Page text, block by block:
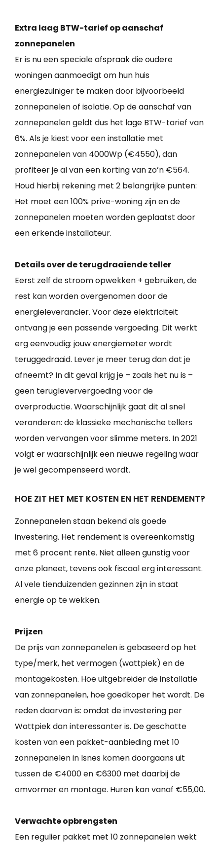
Extra laag BTW-tarief op aanschaf
zonnepanelen
Er is nu een speciale afspraak die oudere
woningen aanmoedigt om hun huis
energiezuiniger te maken door bijvoorbeeld
zonnepanelen of isolatie. Op de aanschaf van
zonnepanelen geldt dus het lage BTW-tarief van
6%. Als je kiest voor een installatie met
zonnepanelen van 4000Wp (€4550), dan
profiteer je al van een korting van zo’n €564.
Houd hierbij rekening met 2 belangrijke punten:
Het moet een 100% prive-woning zijn en de
zonnepanelen moeten worden geplaatst door
een erkende installateur.
Details over de terugdraaiende teller
Eerst zelf de stroom opwekken + gebruiken, de
rest kan worden overgenomen door de
energieleverancier. Voor deze elektriciteit
ontvang je een passende vergoeding. Dit werkt
erg eenvoudig: jouw energiemeter wordt
teruggedraaid. Lever je meer terug dan dat je
afneemt? In dit geval krijg je – zoals het nu is –
geen terugleververgoeding voor de
overproductie. Waarschijnlijk gaat dit al snel
veranderen: de klassieke mechanische tellers
worden vervangen voor slimme meters. In 2021
volgt er waarschijnlijk een nieuwe regeling waar
je wel gecompenseerd wordt.
HOE ZIT HET MET KOSTEN EN HET RENDEMENT?
Zonnepanelen staan bekend als goede
investering. Het rendement is overeenkomstig
met 6 procent rente. Niet alleen gunstig voor
onze planeet, tevens ook fiscaal erg interessant.
Al vele tienduizenden gezinnen zijn in staat
energie op te wekken.
Prijzen
De prijs van zonnepanelen is gebaseerd op het
type/merk, het vermogen (wattpiek) en de
montagekosten. Hoe uitgebreider de installatie
van zonnepanelen, hoe goedkoper het wordt. De
reden daarvan is: omdat de investering per
Wattpiek dan interessanter is. De geschatte
kosten van een pakket-aanbieding met 10
zonnepanelen in Isnes komen doorgaans uit
tussen de €4000 en €6300 met daarbij de
omvormer en montage. Huren kan vanaf €55,00.
Verwachte opbrengsten
Een regulier pakket met 10 zonnepanelen wekt